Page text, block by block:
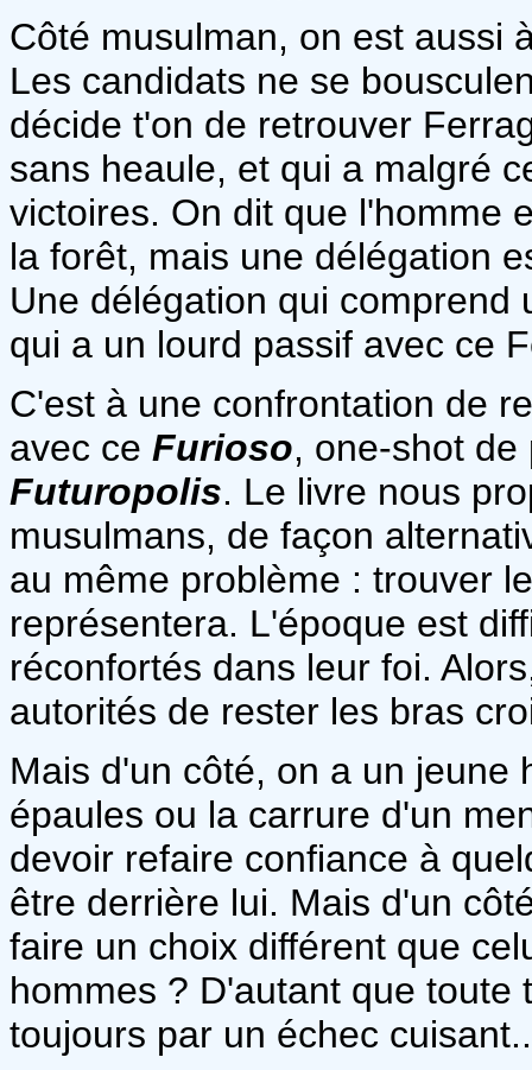
Côté musulman, on est aussi
Les candidats ne se
décide t'on de retrouver
sans heaule, et qui a malgré
victoires. On dit que l'homme
la forêt, mais une délégation
Une délégation qui
qui a un lourd passif avec ce
C'est à une confrontation de
avec ce Furioso, one-shot
Futuropolis. Le livre nous
musulmans, de façon
au même problème : trouver
représentera. L'époque est
réconfortés dans leur foi.
autorités de rester les bras
Mais d'un côté, on a un jeune
épaules ou la carrure d'un
devoir refaire confiance à
être derrière lui. Mais d'un
faire un choix différent que
hommes ? D'autant que
toujours par un échec